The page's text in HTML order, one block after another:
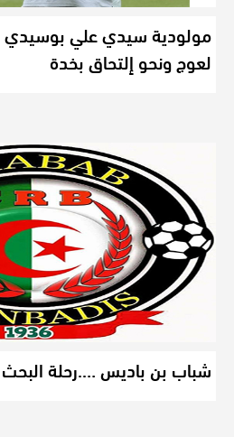
مولودية سيدي علي بوسيدي
لعوج ونحو إلتحاق بخدة
شباب بن باديس ….رحلة